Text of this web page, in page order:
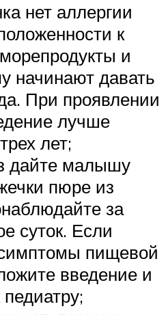
нет аллергии
к
и
начинают давать
При проявлении
лучше
лет;
дайте малышу
пюре из
за
суток. Если
пищевой
введение и